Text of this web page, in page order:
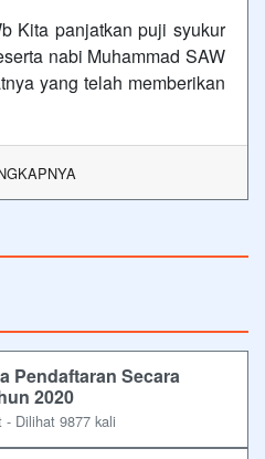
Kita panjatkan puji syukur
nabi Muhammad SAW
yang telah memberikan
Pendaftaran Secara
2020
- Dilihat 9877 kali